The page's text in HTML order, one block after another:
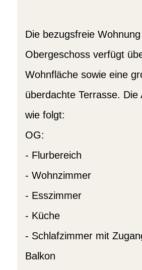
Die bezugsfreie
Obergeschoss verfügt
Wohnfläche sowie eine
überdachte Terrasse. Die
wie folgt:
OG:
- Flurbereich
- Wohnzimmer
- Esszimmer
- Küche
- Schlafzimmer mit
Balkon